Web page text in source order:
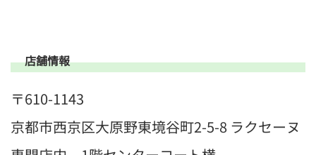
店舗情報
〒610-1143
京都市西京区大原野東境谷町2-5-8 ラクセーヌ